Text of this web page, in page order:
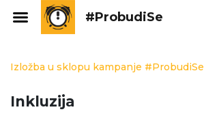
#ProbudiSe
Izložba u sklopu kampanje #ProbudiSe
Inkluzija